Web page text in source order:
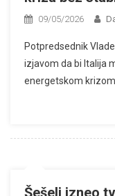
09/05/2026
Potpredsednik
izjavom da bi Italija
energetskom
Šešelj izneo